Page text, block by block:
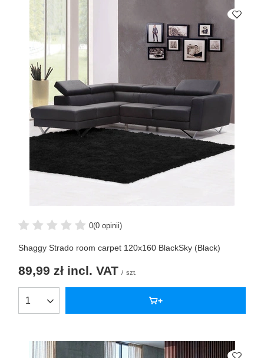
0(0 opinii)
Shaggy Strado room carpet 120x160 BlackSky (Black)
89,99 zł incl. VAT / szt.